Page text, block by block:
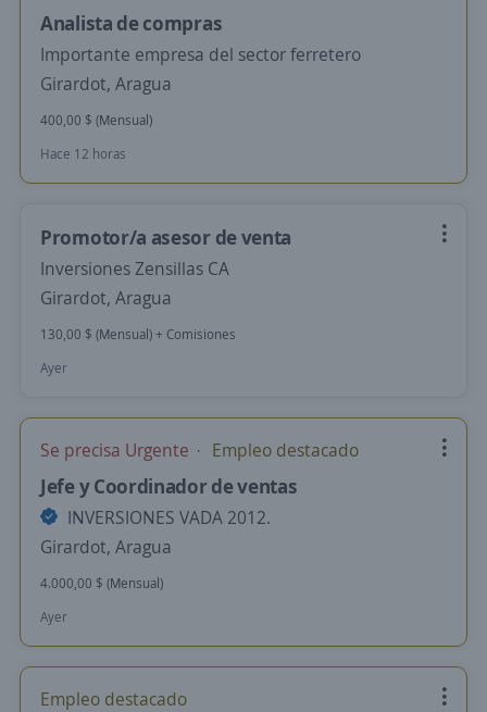
Analista de compras
Importante empresa del sector ferretero
Girardot, Aragua
400,00 $ (Mensual)
Hace 12 horas
Promotor/a asesor de venta
Inversiones Zensillas CA
Girardot, Aragua
130,00 $ (Mensual) + Comisiones
Ayer
Se precisa Urgente Empleo destacado
Jefe y Coordinador de ventas
INVERSIONES VADA 2012.
Girardot, Aragua
4.000,00 $ (Mensual)
Ayer
Empleo destacado